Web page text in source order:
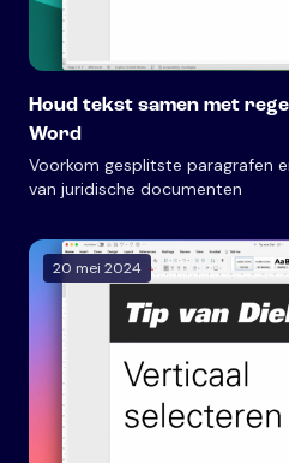
Houd tekst samen met
Word
Voorkom gesplitste paragrafen
van juridische documenten
20 mei 2024